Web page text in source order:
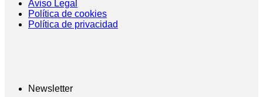
Aviso Legal
Política de cookies
Política de privacidad
Newsletter